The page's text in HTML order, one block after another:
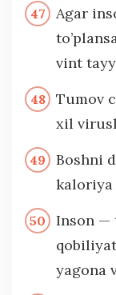
Agar
vint
Tumov
xil
Boshni
kaloriya
Inson —
yagona